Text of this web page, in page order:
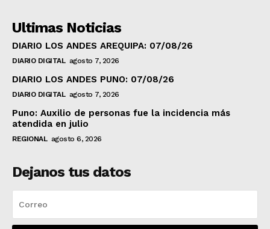
Ultimas Noticias
DIARIO LOS ANDES AREQUIPA: 07/08/26
DIARIO DIGITAL agosto 7, 2026
DIARIO LOS ANDES PUNO: 07/08/26
DIARIO DIGITAL agosto 7, 2026
Puno: Auxilio de personas fue la incidencia más
atendida en julio
REGIONAL agosto 6, 2026
Dejanos tus datos